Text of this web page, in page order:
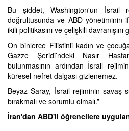
Bu şiddet, Washington'un İsrail
doğrultusunda ve ABD yönetiminin
ikili politikasını ve çelişkili davranışını
On binlerce Filistinli kadın ve
Gazze Şeridi’ndeki Nasır
bulunmasının ardından İsrail
küresel nefret dalgası gizlenemez.
Beyaz Saray, İsrail rejiminin savaş
bırakmalı ve sorumlu olmalı.”
İran'dan ABD'li öğrencilere